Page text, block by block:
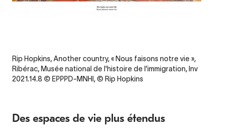
Credit
Rip Hopkins, Another country, « Nous faisons notre vie »,
Ribérac, Musée national de l'histoire de l’immigration, Inv
2021.14.8 © EPPPD-MNHI, © Rip Hopkins
Des espaces de vie plus étendus